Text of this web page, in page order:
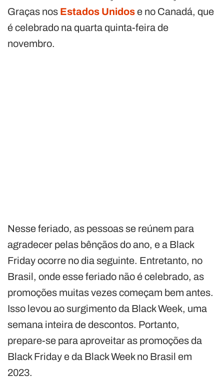
Graças nos Estados Unidose no Canadá, que
é celebrado na quarta quinta-feira de
novembro.
Nesse feriado, as pessoas se reúnem para
agradecer pelas bênçãos do ano, e a Black
Friday ocorre no dia seguinte. Entretanto, no
Brasil, onde esse feriado não é celebrado, as
promoções muitas vezes começam bem antes.
Isso levou ao surgimento da Black Week, uma
semana inteira de descontos. Portanto,
prepare-se para aproveitar as promoções da
Black Friday e da Black Week no Brasil em
2023.